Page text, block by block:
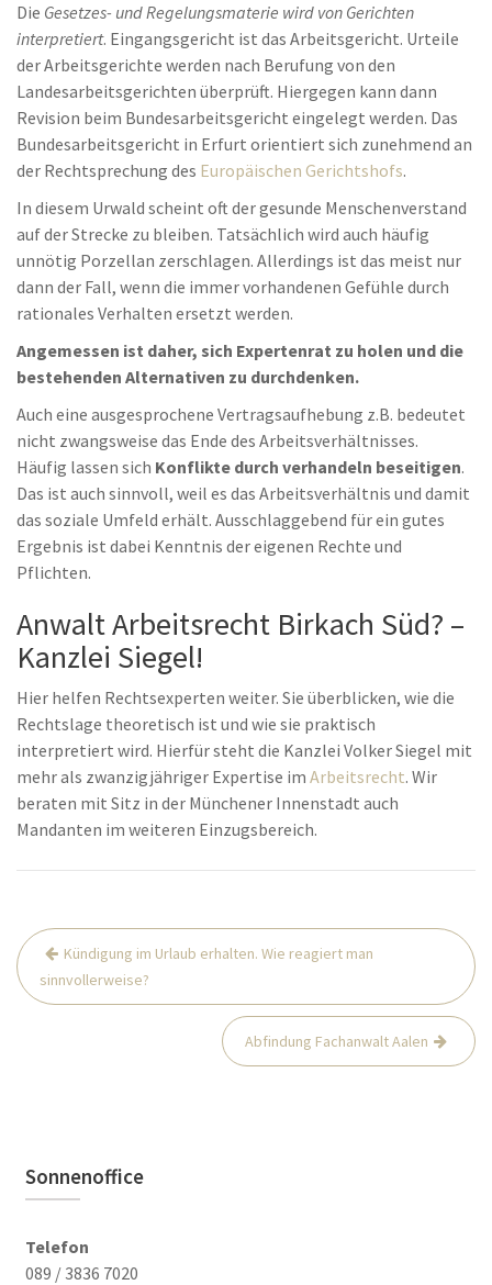
Die Gesetzes- und Regelungsmaterie wird von Gerichten
interpretiert. Eingangsgericht ist das Arbeitsgericht. Urteile
der Arbeitsgerichte werden nach Berufung von den
Landesarbeitsgerichten überprüft. Hiergegen kann dann
Revision beim Bundesarbeitsgericht eingelegt werden. Das
Bundesarbeitsgericht in Erfurt orientiert sich zunehmend an
der Rechtsprechung des Europäischen Gerichtshofs.
In diesem Urwald scheint oft der gesunde Menschenverstand
auf der Strecke zu bleiben. Tatsächlich wird auch häufig
unnötig Porzellan zerschlagen. Allerdings ist das meist nur
dann der Fall, wenn die immer vorhandenen Gefühle durch
rationales Verhalten ersetzt werden.
Angemessen ist daher, sich Expertenrat zu holen und die
bestehenden Alternativen zu durchdenken.
Auch eine ausgesprochene Vertragsaufhebung z.B. bedeutet
nicht zwangsweise das Ende des Arbeitsverhältnisses.
Häufig lassen sich Konflikte durch verhandeln beseitigen.
Das ist auch sinnvoll, weil es das Arbeitsverhältnis und damit
das soziale Umfeld erhält. Ausschlaggebend für ein gutes
Ergebnis ist dabei Kenntnis der eigenen Rechte und
Pflichten.
Anwalt Arbeitsrecht Birkach Süd? –
Kanzlei Siegel!
Hier helfen Rechtsexperten weiter. Sie überblicken, wie die
Rechtslage theoretisch ist und wie sie praktisch
interpretiert wird. Hierfür steht die Kanzlei Volker Siegel mit
mehr als zwanzigjähriger Expertise im Arbeitsrecht. Wir
beraten mit Sitz in der Münchener Innenstadt auch
Mandanten im weiteren Einzugsbereich.
Beitrags-
Navigation
Kündigung im Urlaub erhalten. Wie reagiert man
sinnvollerweise?
Abfindung Fachanwalt Aalen
Sonnenoffice
Telefon
089 / 3836 7020